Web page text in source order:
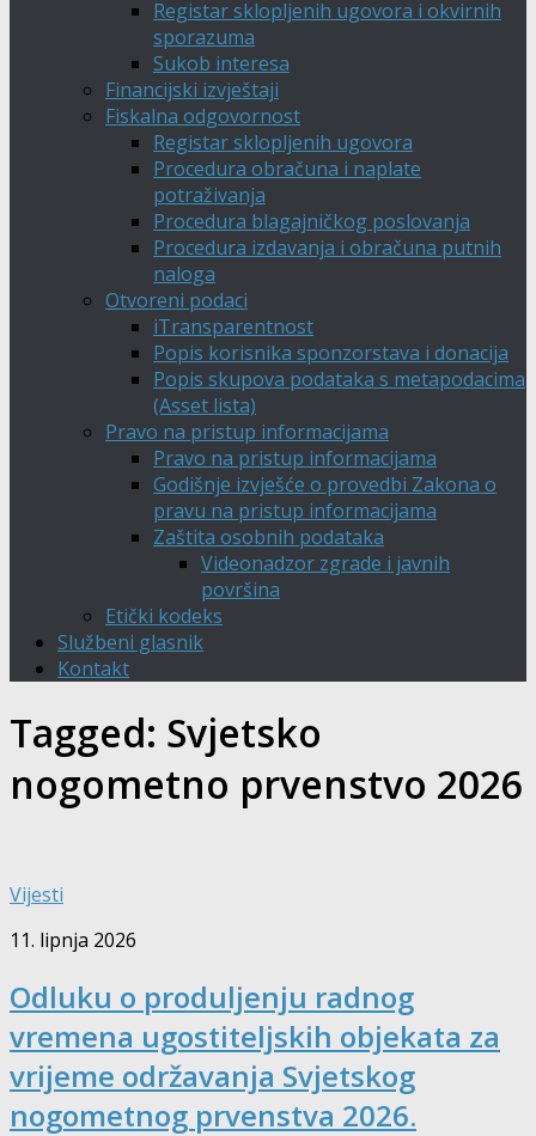
Registar sklopljenih ugovora i okvirnih
sporazuma
Sukob interesa
Financijski izvještaji
Fiskalna odgovornost
Registar sklopljenih ugovora
Procedura obračuna i naplate
potraživanja
Procedura blagajničkog poslovanja
Procedura izdavanja i obračuna putnih
naloga
Otvoreni podaci
iTransparentnost
Popis korisnika sponzorstava i donacija
Popis skupova podataka s metapodacima
(Asset lista)
Pravo na pristup informacijama
Pravo na pristup informacijama
Godišnje izvješće o provedbi Zakona o
pravu na pristup informacijama
Zaštita osobnih podataka
Videonadzor zgrade i javnih
površina
Etički kodeks
Službeni glasnik
Kontakt
Tagged: Svjetsko
nogometno prvenstvo 2026
Vijesti
11. lipnja 2026
Odluku o produljenju radnog
vremena ugostiteljskih objekata za
vrijeme održavanja Svjetskog
nogometnog prvenstva 2026.